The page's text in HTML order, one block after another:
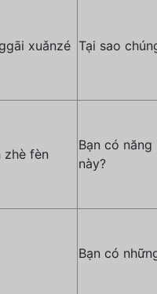
xuǎnzé Tại sao
zhè fèn
Bạn có
này?
Bạn có